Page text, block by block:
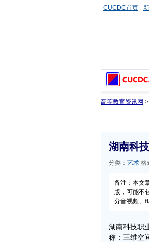
CUCDC首页
高等教育资讯网 >
湖南科
分类： 艺术 格
备注：本文
版，可能不
分音视频、
湖南科技职
称：三维空